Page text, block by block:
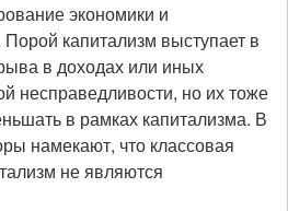
экономики и
капитализм выступает в
в доходах или иных
несправедливости, но их тоже
в рамках капитализма. В
намекают, что классовая
не являются